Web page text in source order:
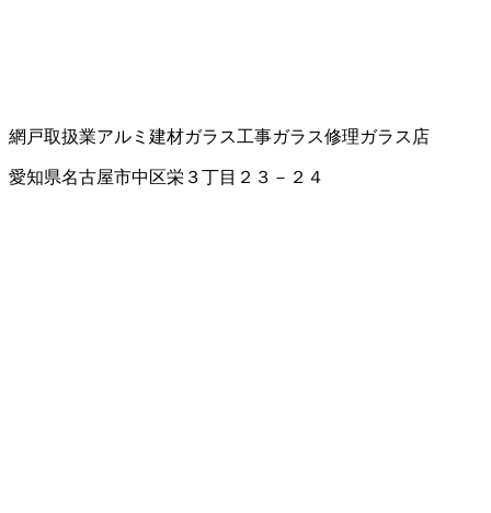
網戸取扱業アルミ建材ガラス工事ガラス修理ガラス店
愛知県名古屋市中区栄３丁目２３－２４